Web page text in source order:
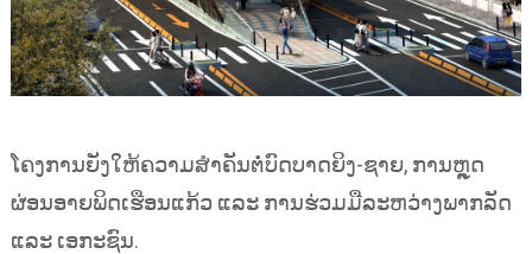
ໂຄງການຍັງໃຫ້ຄວາມສຳຄັນຕໍ່ບົດບາດຍິງ-ຊາຍ, ການຫຼຸດ
ຜ່ອນອາຍພິດເຮືອນແກ້ວ ແລະ ການຮ່ວມມືລະຫວ່າງພາກລັດ
ແລະ ເອກະຊົນ.